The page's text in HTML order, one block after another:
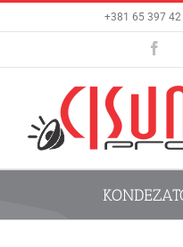
+381 65 397 42